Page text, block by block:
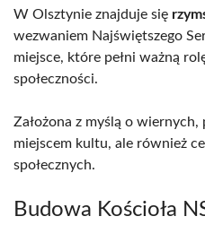
W Olsztynie znajduje się
wezwaniem Najświętszego
miejsce, które pełni ważną
społeczności.
Założona z myślą o
miejscem kultu, ale również
społecznych.
Budowa Kościoła